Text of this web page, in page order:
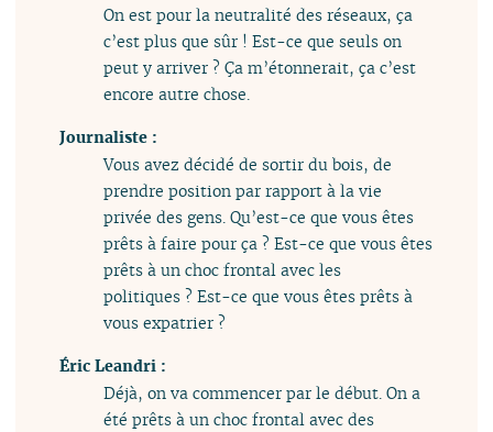
On est pour la neutralité des réseaux, ça
c’est plus que sûr ! Est-ce que seuls on
peut y arriver ? Ça m’étonnerait, ça c’est
encore autre chose.
Journaliste :
Vous avez décidé de sortir du bois, de
prendre position par rapport à la vie
privée des gens. Qu’est-ce que vous êtes
prêts à faire pour ça ? Est-ce que vous êtes
prêts à un choc frontal avec les
politiques ? Est-ce que vous êtes prêts à
vous expatrier ?
Éric Leandri :
Déjà, on va commencer par le début. On a
été prêts à un choc frontal avec des